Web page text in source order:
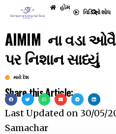
હોમ
વિડિઓશોધ
AIMIM ના વડા
પર નિશાન સાધ્યું
મારો દેશ
Share this Article:
Last Updated on 30/05/
Samachar